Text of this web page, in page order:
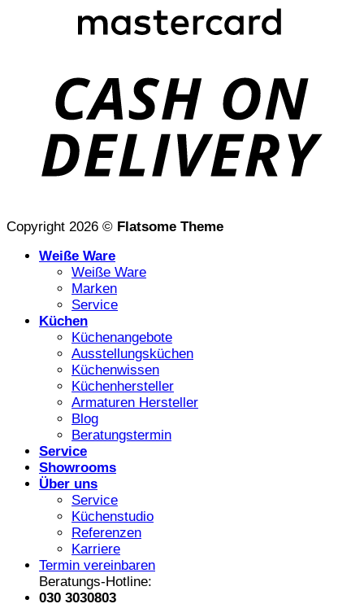
Copyright 2026 © Flatsome Theme
Weiße Ware
Weiße Ware
Marken
Service
Küchen
Küchenangebote
Ausstellungsküchen
Küchenwissen
Küchenhersteller
Armaturen Hersteller
Blog
Beratungstermin
Service
Showrooms
Über uns
Service
Küchenstudio
Referenzen
Karriere
Termin vereinbaren
Beratungs-Hotline:
030 3030803